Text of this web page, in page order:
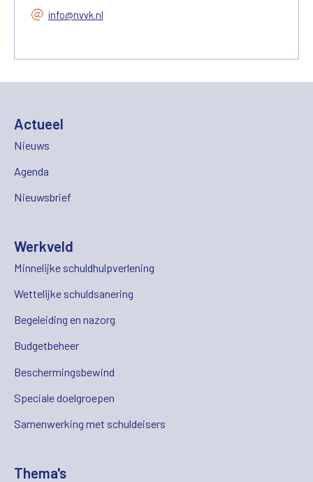
info@nvvk.nl
Actueel
Nieuws
Agenda
Nieuwsbrief
Werkveld
Minnelijke schuldhulpverlening
Wettelijke schuldsanering
Begeleiding en nazorg
Budgetbeheer
Beschermingsbewind
Speciale doelgroepen
Samenwerking met schuldeisers
Thema's